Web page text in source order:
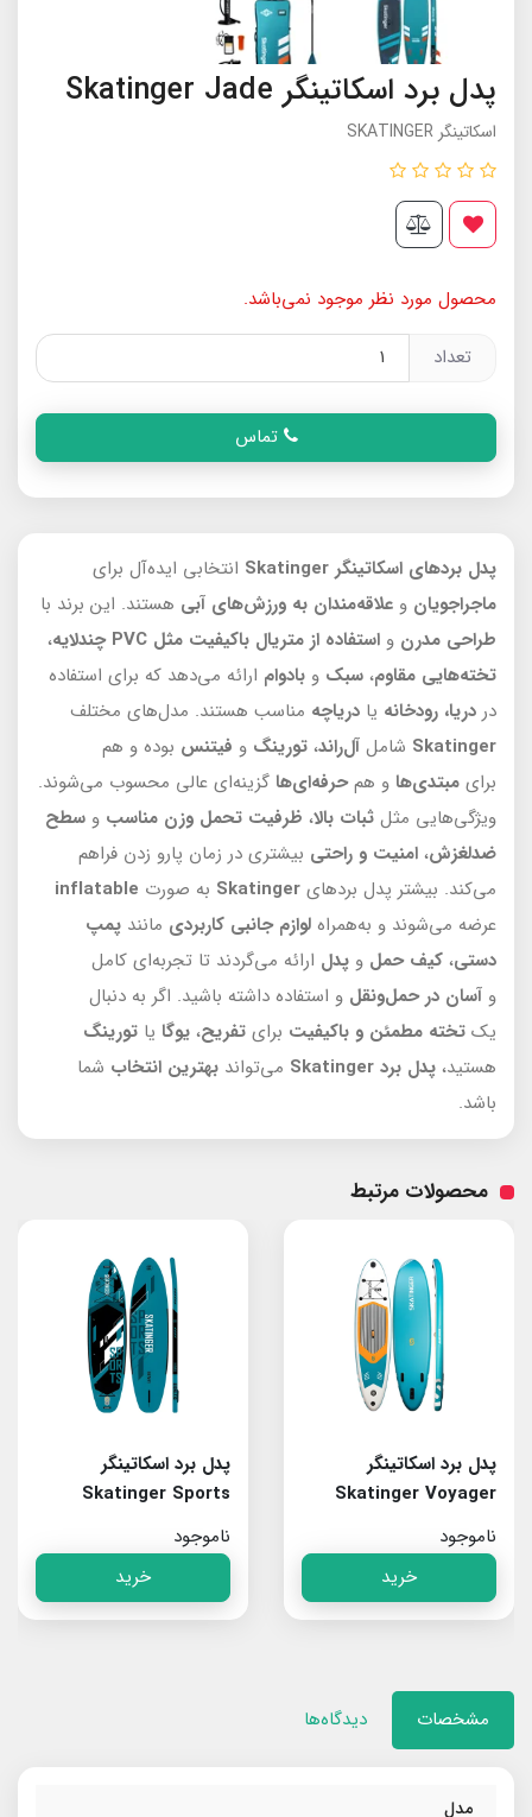
پدل برد اسکاتینگر Skatinger Jade
اسکاتینگر SKATINGER
محصول مورد نظر موجود نمی‌باشد.
تعداد
تماس
پدل بردهای اسکاتینگر Skatinger
انتخابی ایده‌آل برای
ماجراجویان و علاقه‌مندان به ورزش‌های آبی هستند. این برند با
طراحی مدرن و استفاده از متریال باکیفیت مثل PVC چندلایه
،
تخته‌هایی مقاوم، سبک و بادوام ارائه می‌دهد که برای استفاده
در دریا، رودخانه یا دریاچه مناسب هستند. مدل‌های مختلف
Skatinger شامل آل‌راند، تورینگ و فیتنس بوده و هم
برای مبتدی‌ها و همحرفه‌ای‌ها گزینه‌ای عالی محسوب می‌شوند.
ویژگی‌هایی مثل ثبات بالا، ظرفیت تحمل وزن مناسب و سطح
ضدلغزش، امنیت و راحتی بیشتری در زمان پارو زدن فراهم
می‌کند. بیشتر پدل بردهای
به صورت
عرضه می‌شوند و به‌همراه لوازم جانبی کاربردی مانند پمپ
دستی، کیف حمل و پدل ارائه می‌گردند تا تجربه‌ای کامل
و آسان در حمل‌ونقل و استفاده داشته باشید. اگر به دنبال
یک تخته مطمئن و باکیفیت برای تفریح، یوگا یا تورینگ
هستید، پدل برد Skatinger می‌تواند بهترین انتخاب شما
باشد.
محصولات مرتبط
پدل برد اسکاتینگر
Skatinger Voyager
Lake Blue
ناموجود
خرید
پدل برد اسکاتینگر
Skatinger Sports
Green Sports
ناموجود
خرید
مشخصات دیدگاه‌ها
مدل